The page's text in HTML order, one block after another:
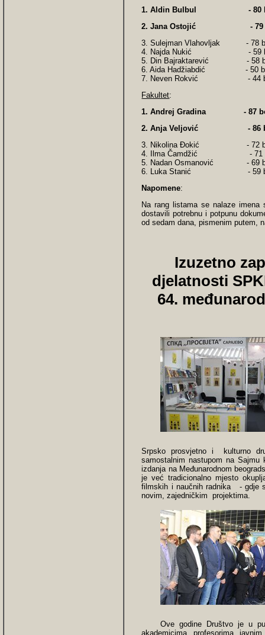
1. Aldin Bulbul - 80
2. Jana Ostojić - 79
3. Sulejman Vlahovljak - 78
4. Najda Nukić - 59
5. Din Bajraktarević - 58
6. Aida Hadžiabdić - 50
7. Neven Rokvić - 44
Fakultet:
1. Andrej Gradina - 87
2. Anja Veljović - 86
3. Nikolina Đokić - 72
4. Ilma Čamdžić - 71
5. Nadan Osmanović - 69
6. Luka Stanić - 59
Napomene:
Na rang listama se nalaze
dostavili potrebnu i potpunu
od sedam dana, pismenim putem,
Izuzetno
djelatnosti
64.
Srpsko prosvjetno i kulturno
samostalnim nastupom na
izdanja na Međunarodnom
je već tradicionalno mjesto
filmskih i naučnih radnika - gdje
novim, zajedničkim projektima.
Ove godine Društvo je u
akademicima, profesorima,